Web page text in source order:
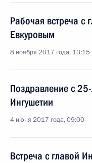
Рабочая встреча с
Евкуровым
8 ноября 2017 года, 13:15
Поздравление с
Ингушетии
4 июня 2017 года, 09:00
Встреча с главой